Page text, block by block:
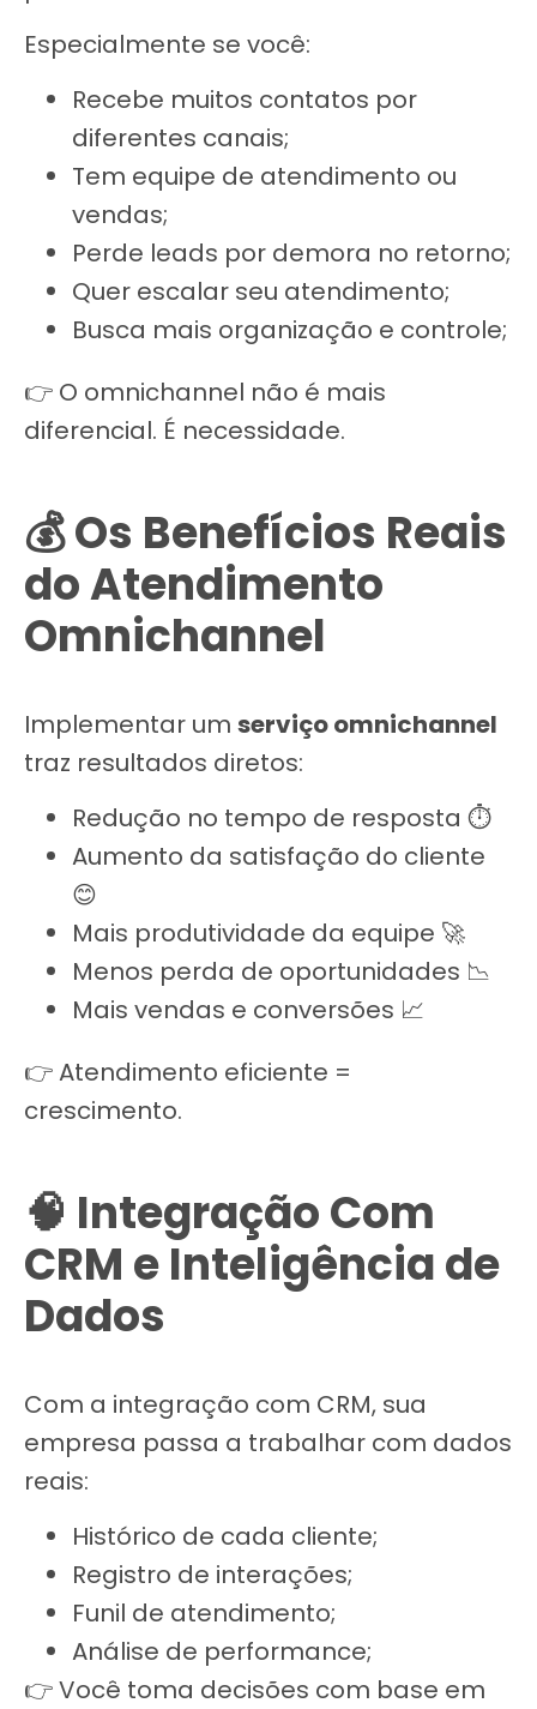
Especialmente se você:
Recebe muitos contatos por
diferentes canais;
Tem equipe de atendimento ou
vendas;
Perde leads por demora no retorno;
Quer escalar seu atendimento;
Busca mais organização e controle;
👉 O omnichannel não é mais
diferencial. É necessidade.
💰 Os Benefícios Reais
do Atendimento
Omnichannel
Implementar um serviço omnichannel
traz resultados diretos:
Redução no tempo de resposta ⏱️
Aumento da satisfação do cliente
😊
Mais produtividade da equipe 🚀
Menos perda de oportunidades 📉
Mais vendas e conversões 📈
👉 Atendimento eficiente =
crescimento.
🧠 Integração Com
CRM e Inteligência de
Dados
Com a integração com CRM, sua
empresa passa a trabalhar com dados
reais:
Histórico de cada cliente;
Registro de interações;
Funil de atendimento;
Análise de performance;
👉 Você toma decisões com base em